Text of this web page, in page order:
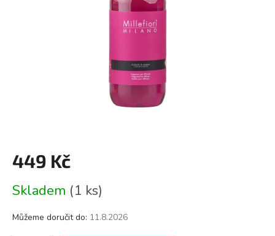
449 Kč
cena:
Skladem (1 ks)
Můžeme doručit do: 11.8.2026